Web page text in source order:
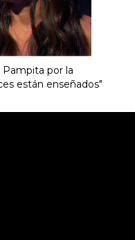
por la
están enseñados"